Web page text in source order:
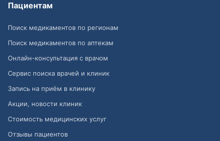
Пациентам
Поиск медикаментов по регионам
Поиск медикаментов по аптекам
Онлайн-консультация с врачом
Сервис поиска врачей и клиник
Запись на приём в клинику
Акции, новости клиник
Стоимость медицинских услуг
Отзывы пациентов